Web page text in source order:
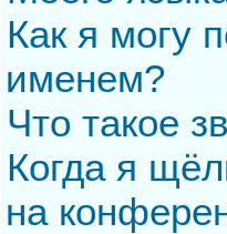
Как я могу
именем?
Что такое
Когда я
на